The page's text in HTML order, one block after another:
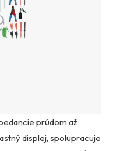
prúdom až
displej, spolupracuje